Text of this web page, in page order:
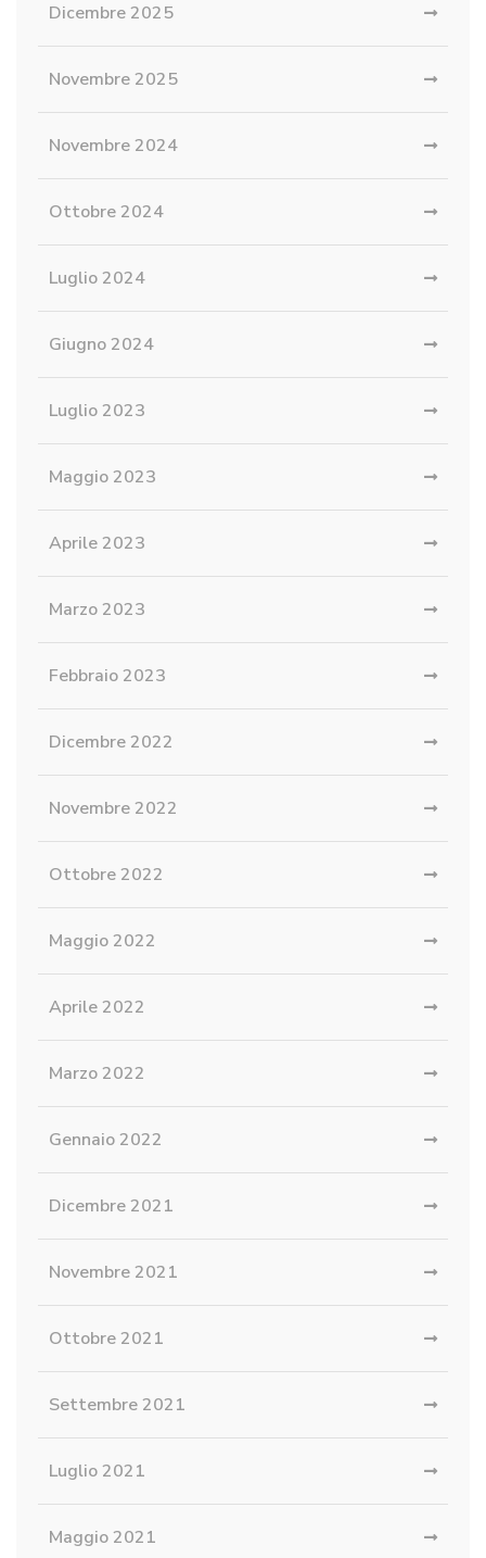
Dicembre 2025
Novembre 2025
Novembre 2024
Ottobre 2024
Luglio 2024
Giugno 2024
Luglio 2023
Maggio 2023
Aprile 2023
Marzo 2023
Febbraio 2023
Dicembre 2022
Novembre 2022
Ottobre 2022
Maggio 2022
Aprile 2022
Marzo 2022
Gennaio 2022
Dicembre 2021
Novembre 2021
Ottobre 2021
Settembre 2021
Luglio 2021
Maggio 2021